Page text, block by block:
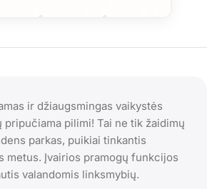
ir džiaugsmingas vaikystės
pripučiama pilimi! Tai ne tik žaidimų
parkas, puikiai tinkantis
metus. Įvairios pramogų funkcijos
valandomis linksmybių.